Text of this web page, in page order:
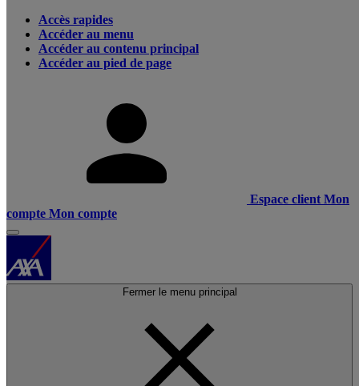
Accès rapides
Accéder au menu
Accéder au contenu principal
Accéder au pied de page
Espace client Mon
compte Mon compte
Fermer le menu principal